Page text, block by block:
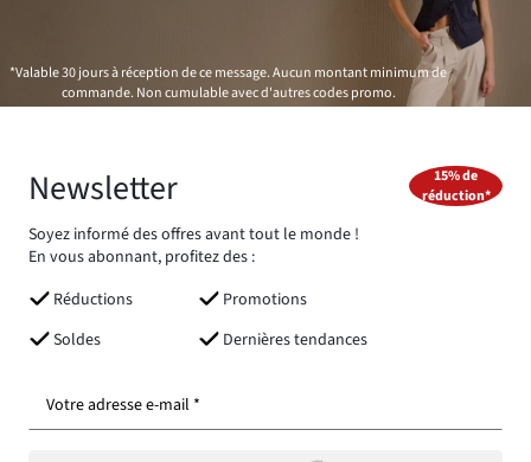
*Valable 30 jours à réception de ce message. Aucun montant minimum de
commande. Non cumulable avec d'autres codes promo.
Newsletter
Soyez informé des offres avant tout le monde !
En vous abonnant, profitez des :
Réductions
Promotions
Soldes
Dernières tendances
15% de
réduction*
Votre adresse e-mail *